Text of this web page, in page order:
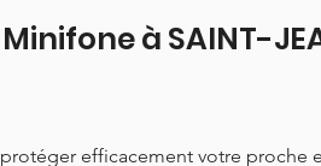
à SAINT-
efficacement votre proche